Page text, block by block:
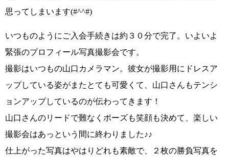
思ってしまいます(#^^#)
いつものようにご入会手続きは約３０分で完了。いよいよ
緊張のプロフィール写真撮影会です。
撮影はいつもの山口カメラマン。彼女が撮影用に ドレスア
ップしている姿がまたとても可愛く て、 山口さんもテンシ
ョンアップしているのが伝わってきます！
山口さんのリードで難なくポーズも笑顔も決めて、楽しい
撮影会はあっという間に終わりました♪♪
仕上がった写真はやはりどれも素敵で、２枚の勝負写真を